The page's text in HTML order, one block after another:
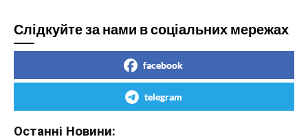
Слідкуйте за нами в соціальних мережах
facebook
telegram
Останні Новини: